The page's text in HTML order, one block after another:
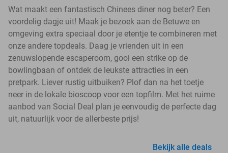
Wat maakt een fantastisch Chinees diner nog beter? Een
voordelig dagje uit! Maak je bezoek aan de Betuwe en
omgeving extra speciaal door je etentje te combineren met
onze andere topdeals. Daag je vrienden uit in een
zenuwslopende escaperoom, gooi een strike op de
bowlingbaan of ontdek de leukste attracties in een
pretpark. Liever rustig uitbuiken? Plof dan na het toetje
neer in de lokale bioscoop voor een topfilm. Met het ruime
aanbod van Social Deal plan je eenvoudig de perfecte dag
uit, natuurlijk voor de allerbeste prijs!
Bekijk alle deals